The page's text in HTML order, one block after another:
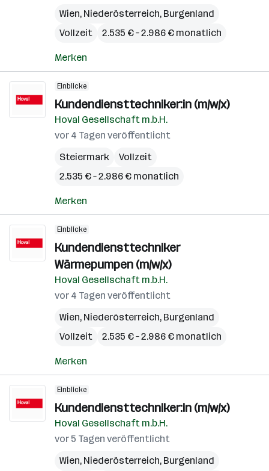
Wien, Niederösterreich, Burgenland
Vollzeit
2.535 € – 2.986 € monatlich
Merken
Einblicke
Kundendiensttechniker:in (m/w/x)
Hoval Gesellschaft m.b.H.
vor 4 Tagen veröffentlicht
Steiermark
Vollzeit
2.535 € – 2.986 € monatlich
Merken
Einblicke
Kundendiensttechniker
Wärmepumpen (m/w/x)
Hoval Gesellschaft m.b.H.
vor 4 Tagen veröffentlicht
Wien, Niederösterreich, Burgenland
Vollzeit
2.535 € – 2.986 € monatlich
Merken
Einblicke
Kundendiensttechniker:in (m/w/x)
Hoval Gesellschaft m.b.H.
vor 5 Tagen veröffentlicht
Wien, Niederösterreich, Burgenland